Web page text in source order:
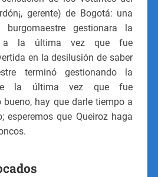
gerente) de Bogotá: una
gestionara la
a la última vez que fue
en la desilusión de saber
terminó gestionando la
la última vez que fue
bueno, hay que darle tiempo a
esperemos que Queiroz haga